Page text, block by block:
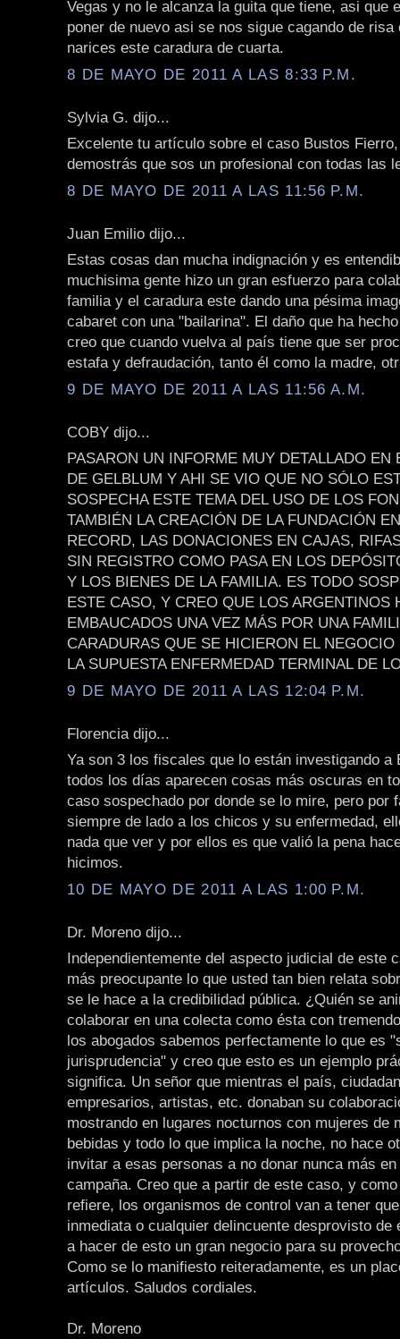
Vegas y no le alcanza la guita que tiene, asi que
poner de nuevo asi se nos sigue cagando de risa
narices este caradura de cuarta.
8 DE MAYO DE 2011 A LAS 8:33 P.M.
Sylvia G. dijo...
Excelente tu artículo sobre el caso Bustos
demostrás que sos un profesional con todas las
8 DE MAYO DE 2011 A LAS 11:56 P.M.
Juan Emilio dijo...
Estas cosas dan mucha indignación y es
muchisima gente hizo un gran esfuerzo para
familia y el caradura este dando una pésima
cabaret con una "bailarina". El daño que ha
creo que cuando vuelva al país tiene que ser
estafa y defraudación, tanto él como la madre,
9 DE MAYO DE 2011 A LAS 11:56 A.M.
COBY dijo...
PASARON UN INFORME MUY DETALLADO EN
DE GELBLUM Y AHI SE VIO QUE NO SÓLO
SOSPECHA ESTE TEMA DEL USO DE LOS
TAMBIÉN LA CREACIÓN DE LA FUNDACIÓN
RECORD, LAS DONACIONES EN CAJAS,
SIN REGISTRO COMO PASA EN LOS
Y LOS BIENES DE LA FAMILIA. ES TODO
ESTE CASO, Y CREO QUE LOS ARGENTINOS
EMBAUCADOS UNA VEZ MÁS POR UNA
CARADURAS QUE SE HICIERON EL NEGOCIO
LA SUPUESTA ENFERMEDAD TERMINAL DE
9 DE MAYO DE 2011 A LAS 12:04 P.M.
Florencia dijo...
Ya son 3 los fiscales que lo están investigando a
todos los días aparecen cosas más oscuras en
caso sospechado por donde se lo mire, pero por
siempre de lado a los chicos y su enfermedad,
nada que ver y por ellos es que valió la pena
hicimos.
10 DE MAYO DE 2011 A LAS 1:00 P.M.
Dr. Moreno dijo...
Independientemente del aspecto judicial de este
más preocupante lo que usted tan bien relata
se le hace a la credibilidad pública. ¿Quién se
colaborar en una colecta como ésta con
los abogados sabemos perfectamente lo que es
jurisprudencia" y creo que esto es un ejemplo
significa. Un señor que mientras el país,
empresarios, artistas, etc. donaban su
mostrando en lugares nocturnos con mujeres de
bebidas y todo lo que implica la noche, no hace
invitar a esas personas a no donar nunca más
campaña. Creo que a partir de este caso, y
refiere, los organismos de control van a tener
inmediata o cualquier delincuente desprovisto de
a hacer de esto un gran negocio para su
Como se lo manifiesto reiteradamente, es un
artículos. Saludos cordiales.
Dr. Moreno